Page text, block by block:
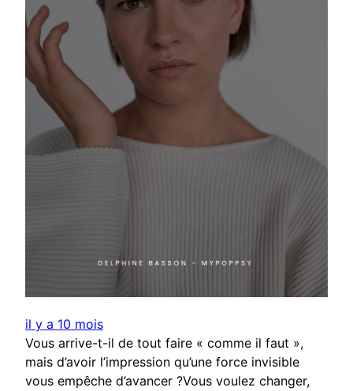
il y a 10 mois
Vous arrive-t-il de tout faire « comme il faut »,
mais d’avoir l’impression qu’une force invisible
vous empêche d’avancer ?Vous voulez changer,